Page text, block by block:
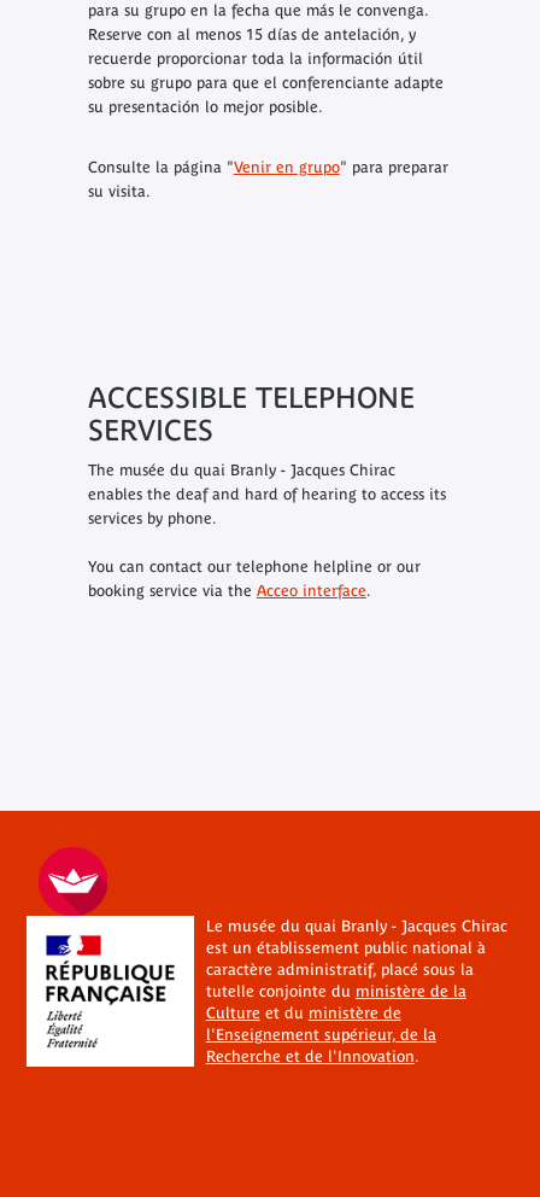
para su grupo en la fecha que más le convenga.
Reserve con al menos 15 días de antelación, y
recuerde proporcionar toda la información útil
sobre su grupo para que el conferenciante adapte
su presentación lo mejor posible.
Consulte la página "Venir en grupo" para preparar
su visita.
ACCESSIBLE TELEPHONE
SERVICES
The musée du quai Branly - Jacques Chirac
enables the deaf and hard of hearing to access its
services by phone.
You can contact our telephone helpline or our
booking service via the Acceo interface.
Le musée du quai Branly - Jacques Chirac
est un établissement public national à
caractère administratif, placé sous la
tutelle conjointe du ministère de la
Cultureet du ministère de
l'Enseignement supérieur, de la
Recherche et de l'Innovation.